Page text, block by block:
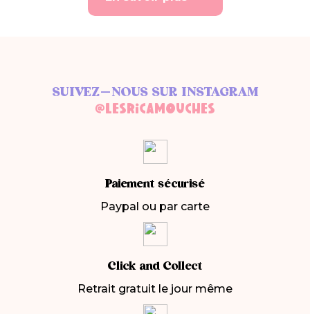
SUIVEZ-NOUS SUR INSTAGRAM
@LESRICAMOUCHES
Paiement sécurisé
Paypal ou par carte
Click and Collect
Retrait gratuit le jour même